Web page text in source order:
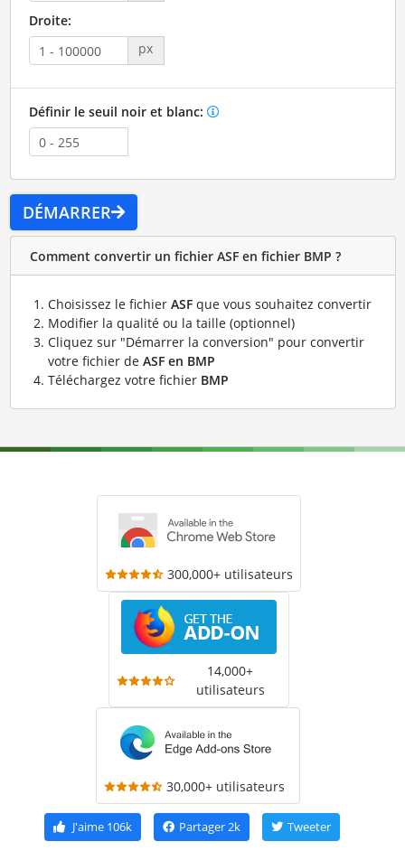
Droite:
px
Définir le seuil noir et blanc:
DÉMARRER
Comment convertir un fichier ASF en fichier BMP ?
Choisissez le fichier ASFque vous souhaitez convertir
Modifier la qualité ou la taille (optionnel)
Cliquez sur "Démarrer la conversion" pour convertir
votre fichier de ASF en BMP
Téléchargez votre fichier BMP
300,000+ utilisateurs
14,000+
utilisateurs
30,000+ utilisateurs
J'aime106k Partager2k Tweeter